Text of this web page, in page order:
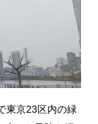
東京23区内の緑